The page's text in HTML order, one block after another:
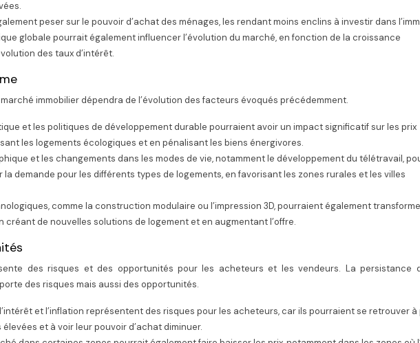
peser sur le pouvoir d’achat des ménages, les rendant moins enclins à investir dans
globale pourrait également influencer l’évolution du marché, en fonction de la croissance
des taux d’intérêt.
immobilier dépendra de l’évolution des facteurs évoqués précédemment.
et les politiques de développement durable pourraient avoir un impact significatif sur les prix
les logements écologiques et en pénalisant les biens énergivores.
et les changements dans les modes de vie, notamment le développement du télétravail,
demande pour les différents types de logements, en favorisant les zones rurales et les villes
comme la construction modulaire ou l’impression 3D, pourraient également
créant de nouvelles solutions de logement et en augmentant l’offre.
des risques et des opportunités pour les acheteurs et les vendeurs. La persistance
des risques mais aussi des opportunités.
et l’inflation représentent des risques pour les acheteurs, car ils pourraient se retrouver à
et à voir leur pouvoir d’achat diminuer.